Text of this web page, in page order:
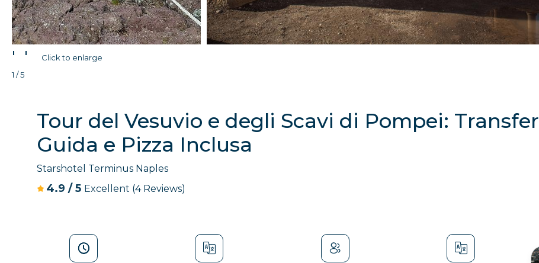
' '
Click to enlarge
1 / 5
Tour del Vesuvio e degli Scavi di Pompei:
Guida e Pizza Inclusa
Starshotel Terminus Naples
4.9 /5 Excellent (4 Reviews)